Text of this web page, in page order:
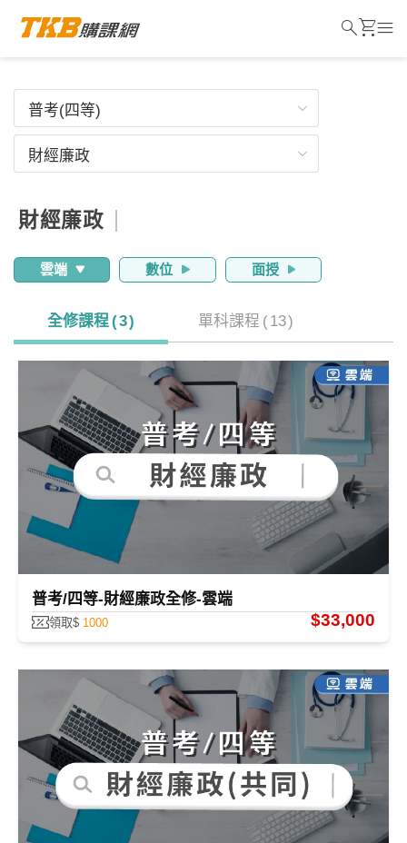
財經廉政
雲端 數位 面授
全修課程(3) 單科課程 ( 13)
普考/四等-財經廉政全修-雲端
領取$ 1000 $33,000
目前無“數位學堂”全修課程，您可點選全修課程看更多！！
searchshopping_cartmenu